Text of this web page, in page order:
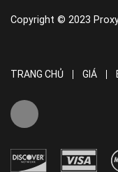
Copyright © 2023
TRANG CHỦ GIÁ